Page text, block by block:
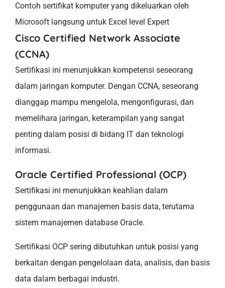
Contoh sertifikat komputer yang dikeluarkan oleh
Microsoft langsung untuk Excel level Expert
Cisco Certified Network Associate
(CCNA)
Sertifikasi ini menunjukkan kompetensi seseorang
dalam jaringan komputer. Dengan CCNA, seseorang
dianggap mampu mengelola, mengonfigurasi, dan
memelihara jaringan, keterampilan yang sangat
penting dalam posisi di bidang IT dan teknologi
informasi.
Oracle Certified Professional (OCP)
Sertifikasi ini menunjukkan keahlian dalam
penggunaan dan manajemen basis data, terutama
sistem manajemen database Oracle.
Sertifikasi OCP sering dibutuhkan untuk posisi yang
berkaitan dengan pengelolaan data, analisis, dan basis
data dalam berbagai industri.